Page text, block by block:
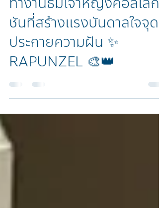
แต่งโต๊ะฉบับราพันเซล โต๊ะ
ทำงานธีมเจ้าหญิงคอลเลก
ชันที่สร้างแรงบันดาลใจจุด
ประกายความฝัน ✨
RAPUNZEL 🎨👑